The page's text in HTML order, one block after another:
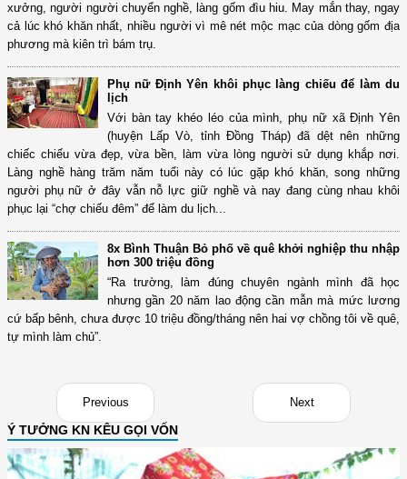
xưởng, người người chuyển nghề, làng gốm đìu hiu. May mắn thay, ngay
cả lúc khó khăn nhất, nhiều người vì mê nét mộc mạc của dòng gốm địa
phương mà kiên trì bám trụ.
Phụ nữ Định Yên khôi phục làng chiếu để làm du
lịch
Với bàn tay khéo léo của mình, phụ nữ xã Định Yên
(huyện Lấp Vò, tỉnh Đồng Tháp) đã dệt nên những
chiếc chiếu vừa đẹp, vừa bền, làm vừa lòng người sử dụng khắp nơi.
Làng nghề hàng trăm năm tuổi này có lúc gặp khó khăn, song những
người phụ nữ ở đây vẫn nỗ lực giữ nghề và nay đang cùng nhau khôi
phục lại “chợ chiếu đêm” để làm du lịch...
8x Bình Thuận Bỏ phố về quê khởi nghiệp thu nhập
hơn 300 triệu đồng
“Ra trường, làm đúng chuyên ngành mình đã học
nhưng gần 20 năm lao động cần mẫn mà mức lương
cứ bấp bênh, chưa được 10 triệu đồng/tháng nên hai vợ chồng tôi về quê,
tự mình làm chủ”.
Previous Next
Ý TƯỞNG KN KÊU GỌI VỐN